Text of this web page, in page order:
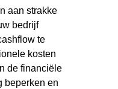
aan strakke
bedrijf
te
kosten
de financiële
beperken en